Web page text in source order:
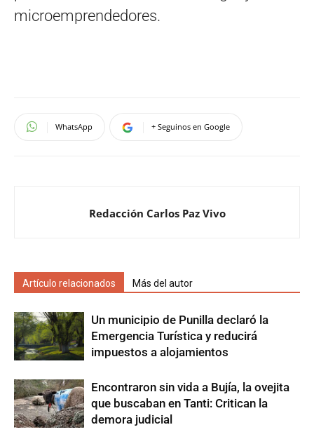
microemprendedores.
WhatsApp + Seguinos en Google
Redacción Carlos Paz Vivo
Artículo relacionados Más del autor
Un municipio de Punilla declaró la
Emergencia Turística y reducirá
impuestos a alojamientos
Encontraron sin vida a Bujía, la ovejita
que buscaban en Tanti: Critican la
demora judicial